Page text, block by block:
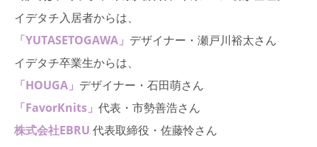
イデタチ入居者からは、
「YUTASETOGAWA」 デザイナー・瀬戸川裕太さん
イデタチ卒業生からは、
「HOUGA」 デザイナー・石田萌さん
「FavorKnits」 代表・市勢善浩さん
株式会社EBRU 代表取締役・佐藤怜さん